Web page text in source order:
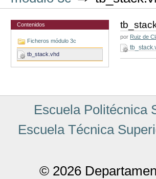
Contenidos
Ficheros módulo 3c
tb_stack.vhd
por Ruiz de
Escuela Politécnica
Escuela Técnica
© 2026